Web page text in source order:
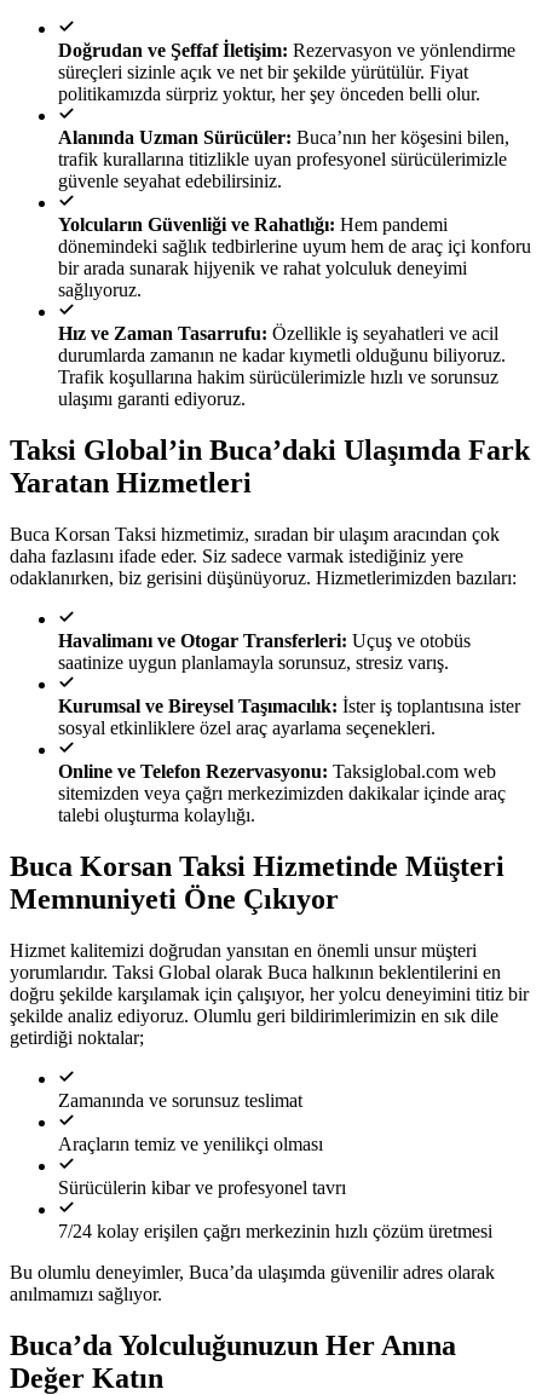
Doğrudan ve Şeffaf İletişim: Rezervasyon ve yönlendirme
süreçleri sizinle açık ve net bir şekilde yürütülür. Fiyat
politikamızda sürpriz yoktur, her şey önceden belli olur.
Alanında Uzman Sürücüler: Buca’nın her köşesini bilen,
trafik kurallarına titizlikle uyan profesyonel sürücülerimizle
güvenle seyahat edebilirsiniz.
Yolcuların Güvenliği ve Rahatlığı: Hem pandemi
dönemindeki sağlık tedbirlerine uyum hem de araç içi konforu
bir arada sunarak hijyenik ve rahat yolculuk deneyimi
sağlıyoruz.
Hız ve Zaman Tasarrufu: Özellikle iş seyahatleri ve acil
durumlarda zamanın ne kadar kıymetli olduğunu biliyoruz.
Trafik koşullarına hakim sürücülerimizle hızlı ve sorunsuz
ulaşımı garanti ediyoruz.
Taksi Global’in Buca’daki Ulaşımda Fark
Yaratan Hizmetleri
Buca Korsan Taksi hizmetimiz, sıradan bir ulaşım aracından çok
daha fazlasını ifade eder. Siz sadece varmak istediğiniz yere
odaklanırken, biz gerisini düşünüyoruz. Hizmetlerimizden bazıları:
Havalimanı ve Otogar Transferleri: Uçuş ve otobüs
saatinize uygun planlamayla sorunsuz, stresiz varış.
Kurumsal ve Bireysel Taşımacılık: İster iş toplantısına ister
sosyal etkinliklere özel araç ayarlama seçenekleri.
Online ve Telefon Rezervasyonu: Taksiglobal.com web
sitemizden veya çağrı merkezimizden dakikalar içinde araç
talebi oluşturma kolaylığı.
Buca Korsan Taksi Hizmetinde Müşteri
Memnuniyeti Öne Çıkıyor
Hizmet kalitemizi doğrudan yansıtan en önemli unsur müşteri
yorumlarıdır. Taksi Global olarak Buca halkının beklentilerini en
doğru şekilde karşılamak için çalışıyor, her yolcu deneyimini titiz bir
şekilde analiz ediyoruz. Olumlu geri bildirimlerimizin en sık dile
getirdiği noktalar;
Zamanında ve sorunsuz teslimat
Araçların temiz ve yenilikçi olması
Sürücülerin kibar ve profesyonel tavrı
7/24 kolay erişilen çağrı merkezinin hızlı çözüm üretmesi
Bu olumlu deneyimler, Buca’da ulaşımda güvenilir adres olarak
anılmamızı sağlıyor.
Buca’da Yolculuğunuzun Her Anına
Değer Katın